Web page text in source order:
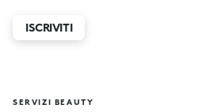
ISCRIVITI
SERVIZI BEAUTY